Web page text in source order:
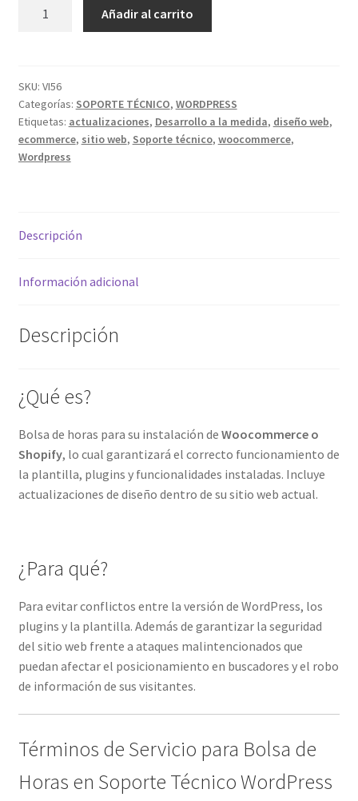
y
soporte
Wordpress
cantidad
Añadir al carrito
SKU: VI56
Categorías: SOPORTE TÉCNICO, WORDPRESS
Etiquetas: actualizaciones, Desarrollo a la medida, diseño web,
ecommerce, sitio web, Soporte técnico, woocommerce,
Wordpress
Descripción
Información adicional
Descripción
¿Qué es?
Bolsa de horas para su instalación de Woocommerce o
Shopify, lo cual garantizará el correcto funcionamiento de
la plantilla, plugins y funcionalidades instaladas. Incluye
actualizaciones de diseño dentro de su sitio web actual.
¿Para qué?
Para evitar conflictos entre la versión de WordPress, los
plugins y la plantilla. Además de garantizar la seguridad
del sitio web frente a ataques malintencionados que
puedan afectar el posicionamiento en buscadores y el robo
de información de sus visitantes.
Términos de Servicio para Bolsa de
Horas en Soporte Técnico WordPress